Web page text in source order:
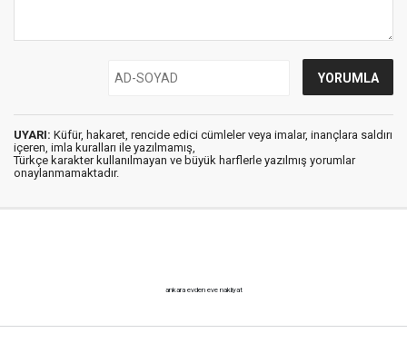
UYARI: Küfür, hakaret, rencide edici cümleler veya imalar, inançlara saldırı
içeren, imla kuralları ile yazılmamış,
Türkçe karakter kullanılmayan ve büyük harflerle yazılmış yorumlar
onaylanmamaktadır.
ankara evden eve nakliyat